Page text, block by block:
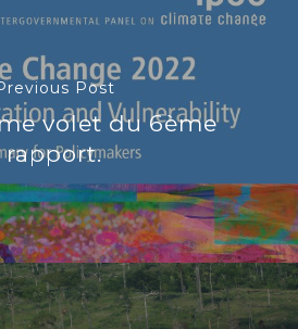
Post
volet du 6ème
rapport.